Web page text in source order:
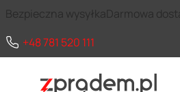
Bezpieczna wysyłkaDarmowa
+48 781 520 111